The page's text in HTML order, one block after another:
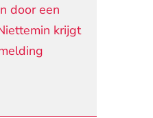
door een
krijgt